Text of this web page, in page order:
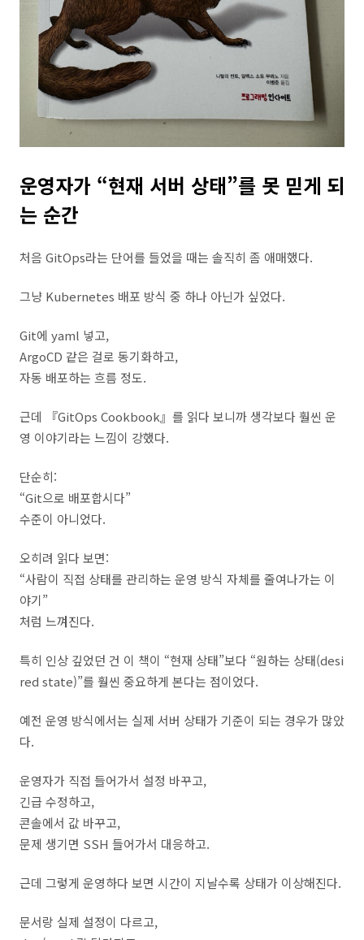
운영자가 “현재 서버 상태”를 못 믿게 되
는 순간
처음 GitOps라는 단어를 들었을 때는 솔직히 좀 애매했다.
그냥 Kubernetes 배포 방식 중 하나 아닌가 싶었다.
Git에 yaml 넣고,
ArgoCD 같은 걸로 동기화하고,
자동 배포하는 흐름 정도.
근데 『GitOps Cookbook』를 읽다 보니까 생각보다 훨씬 운
영 이야기라는 느낌이 강했다.
단순히:
“Git으로 배포합시다”
수준이 아니었다.
오히려 읽다 보면:
“사람이 직접 상태를 관리하는 운영 방식 자체를 줄여나가는 이
야기”
처럼 느껴진다.
특히 인상 깊었던 건 이 책이 “현재 상태”보다 “원하는 상태(desi
red state)”를 훨씬 중요하게 본다는 점이었다.
예전 운영 방식에서는 실제 서버 상태가 기준이 되는 경우가 많았
다.
운영자가 직접 들어가서 설정 바꾸고,
긴급 수정하고,
콘솔에서 값 바꾸고,
문제 생기면 SSH 들어가서 대응하고.
근데 그렇게 운영하다 보면 시간이 지날수록 상태가 이상해진다.
문서랑 실제 설정이 다르고,